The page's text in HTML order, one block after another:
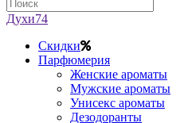
Духи74
Скидки
Парфюмерия
Женские ароматы
Мужские ароматы
Унисекс ароматы
Дезодоранты